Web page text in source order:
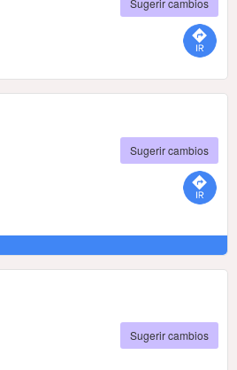
Sugerir cambios
Sugerir cambios
Sugerir cambios